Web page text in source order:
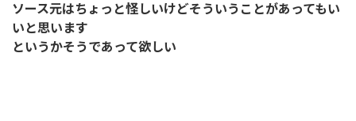
ソース元はちょっと怪しいけどそういうことがあってもい
いと思います
というかそうであって欲しい